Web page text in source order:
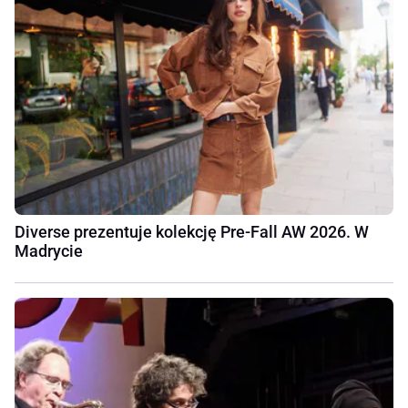
Diverse prezentuje kolekcję Pre-Fall AW 2026. W
Madrycie